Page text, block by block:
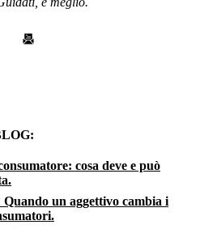
cosa deve e può
un aggettivo cambia i